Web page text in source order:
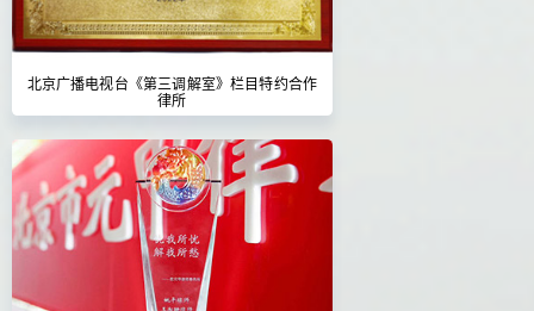
北京广播电视台《第三调解室》栏目特约合作
律所